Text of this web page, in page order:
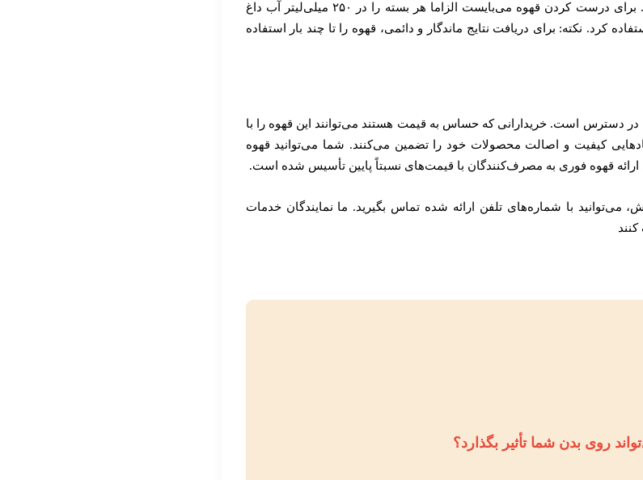
گذشت یک مدت زمانی به راحتی قابل مشاهده است که قهوه خودش درمان است. برای درست کردن قهوه می‌بایست الزاما هر بسته را در ۲۵۰ میلی‌لیتر آب داغ
کرد. نکته: برای دریافت نتایج ماندگار و دائمی، قهوه را تا چند بار استفاده
دسترس است. خریدارانی که حساس به قیمت هستند می‌توانند این قهوه را با
کیفیت و اصالت محصولات خود را تضمین می‌کنند. شما می‌توانید قهوه
ارائه قهوه فوری به مصرف‌کنندگان با قیمت‌های نسبتاً پایین تأسیس شده است.
با شماره‌های تلفن ارائه شده تماس بگیرید. ما نمایندگان خدمات
روی بدن شما تأثیر بگذارد؟